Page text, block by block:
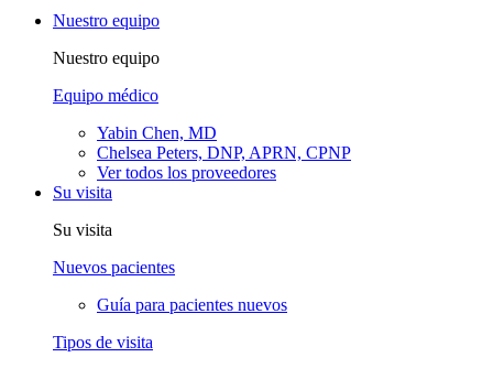
Nuestro equipo
Nuestro equipo
Equipo médico
Yabin Chen, MD
Chelsea Peters, DNP, APRN, CPNP
Ver todos los proveedores
Su visita
Su visita
Nuevos pacientes
Guía para pacientes nuevos
Tipos de visita